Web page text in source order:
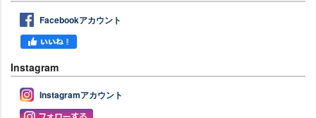
Facebookアカウント
Instagram
Instagramアカウント